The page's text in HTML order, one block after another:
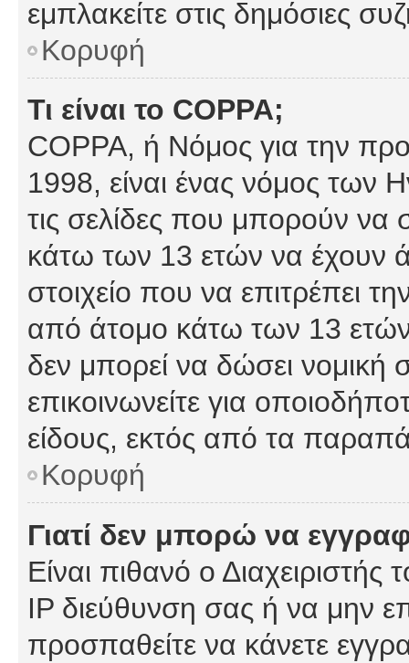
εμπλακείτε στις δημόσιες
Κορυφή
Τι είναι το COPPA;
COPPA, ή Νόμος για την
1998, είναι ένας νόμος των
τις σελίδες που μπορούν να
κάτω των 13 ετών να έχουν
στοιχείο που να επιτρέπει
από άτομο κάτω των 13
δεν μπορεί να δώσει νομική
επικοινωνείτε για
είδους, εκτός από τα
Κορυφή
Γιατί δεν μπορώ να
Είναι πιθανό ο
IP διεύθυνση σας ή να μην
προσπαθείτε να κάνετε